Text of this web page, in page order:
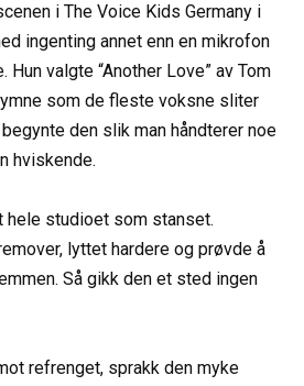
i The Voice Kids Germany i
ingenting annet enn en mikrofon
valgte “Another Love” av Tom
som de fleste voksne sliter
den slik man håndterer noe
hviskende.
hele studioet som stanset.
lyttet hardere og prøvde å
Så gikk den et sted ingen
refrenget, sprakk den myke